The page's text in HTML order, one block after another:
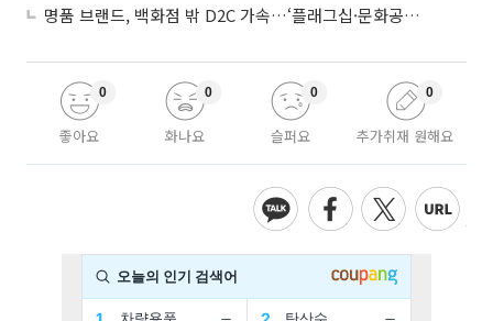
명품 브랜드, 백화점 밖 D2C 가속…‘플래그십·문화공간’ 전략 눈길
좋아요
0
화나요
0
슬퍼요
0
추가취재 원해요
0